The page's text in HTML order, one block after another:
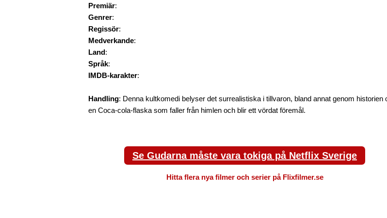
Premiär:
Genrer:
Regissör:
Medverkande:
Land:
Språk:
IMDB-karakter:
Handling: Denna kultkomedi belyser det surrealistiska i tillvaron, bland annat genom historien
en Coca-cola-flaska som faller från himlen och blir ett vördat föremål.
Se Gudarna måste vara tokiga på Netflix Sverige
Hitta flera nya filmer och serier på Flixfilmer.se